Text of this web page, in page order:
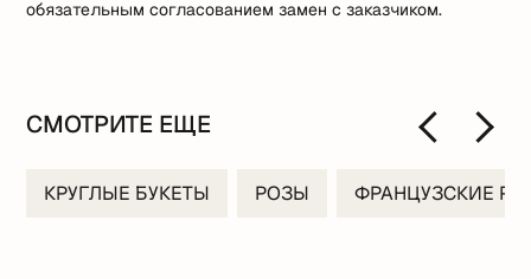
обязательным согласованием замен с заказчиком.
СМОТРИТЕ ЕЩЕ
КРУГЛЫЕ БУКЕТЫ РОЗЫ ФРАНЦУЗСКИЕ